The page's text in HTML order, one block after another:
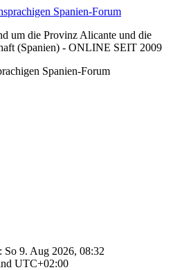
um die Provinz Alicante und die
(Spanien) - ONLINE SEIT 2009
Spanien-Forum
So 9. Aug 2026, 08:32
UTC+02:00